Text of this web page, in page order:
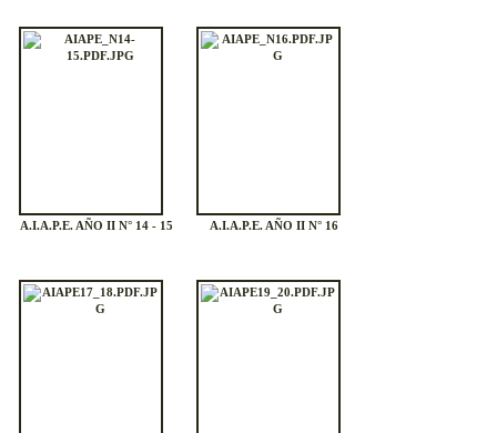
A.I.A.P.E. AÑO II N° 14 - 15 A.I.A.P.E. AÑO II N° 16